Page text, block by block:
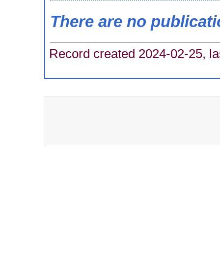
There are no
Record created 2024-02-25,